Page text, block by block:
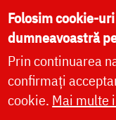
DONEAZĂ ONLINE
LIVE
Folosim cookie-
dumneavoastră
Prin continuarea
confirmați
cookie. Mai multe